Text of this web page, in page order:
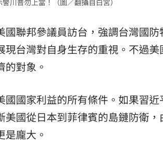
國聯邦參議員訪台，強調台灣國
現台灣對自身生存的重視。不過
的對象。
國國家利益的所有條件。如果習
美國從日本到菲律賓的島鏈防衛
是龐大。